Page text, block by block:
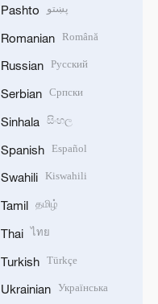
Pashto پښتو
Romanian Română
Russian Русский
Serbian Српски
Sinhala සිංහල
Spanish Español
Swahili Kiswahili
Tamil தமிழ்
Thai ไทย
Turkish Türkçe
Ukrainian Українська